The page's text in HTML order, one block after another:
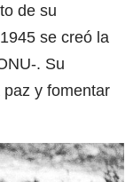
de su
se creó la
. Su
y fomentar